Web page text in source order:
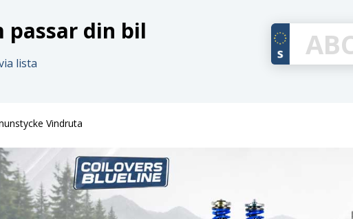
din bil
lista
Vindruta